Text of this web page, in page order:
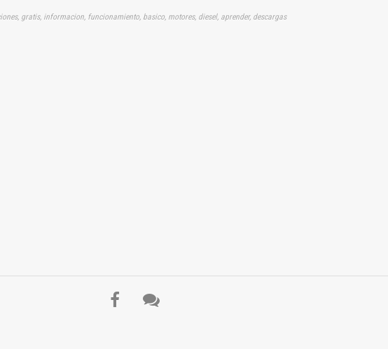
gratis, informacion, funcionamiento, basico, motores, diesel, aprender, descargas
El Título es incorrecto según el contenido.